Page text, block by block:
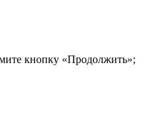
кнопку «Продолжить»;